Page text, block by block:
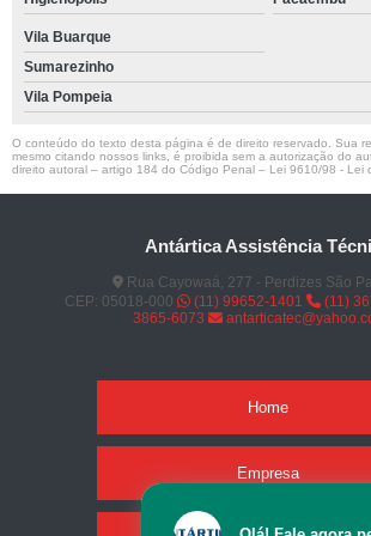
Vila Buarque
Sumarezinho
Vila Pompeia
O conteúdo do texto desta página é de direito reservado. Sua
mesmo citando nossos links, é proibida sem a autorização do
direito autoral – artigo 184 do Código Penal – Lei 9610/98 - Lei
Antártica Assistência
Rua Cayowaá, 277 - Perdizes São
CEP: 05018-000
(11) 99652-1401 (11)
3865-6073
Home
Empresa